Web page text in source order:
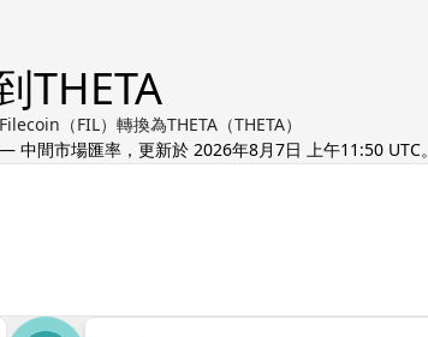
THETA
（FIL）轉換為THETA（THETA）
中間市場匯率，更新於 2026年8月7日 上午11:50 UTC。